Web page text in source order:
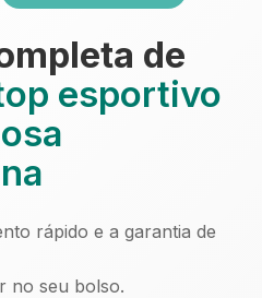
de
esportivo
rápido e a garantia de
no seu bolso.